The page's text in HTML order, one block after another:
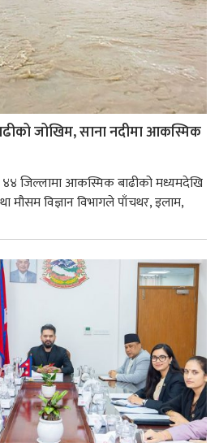
जोखिम, साना नदीमा आकस्मिक
जिल्लामा आकस्मिक बाढीको मध्यमदेखि
विज्ञान विभागले पाँचथर, इलाम,